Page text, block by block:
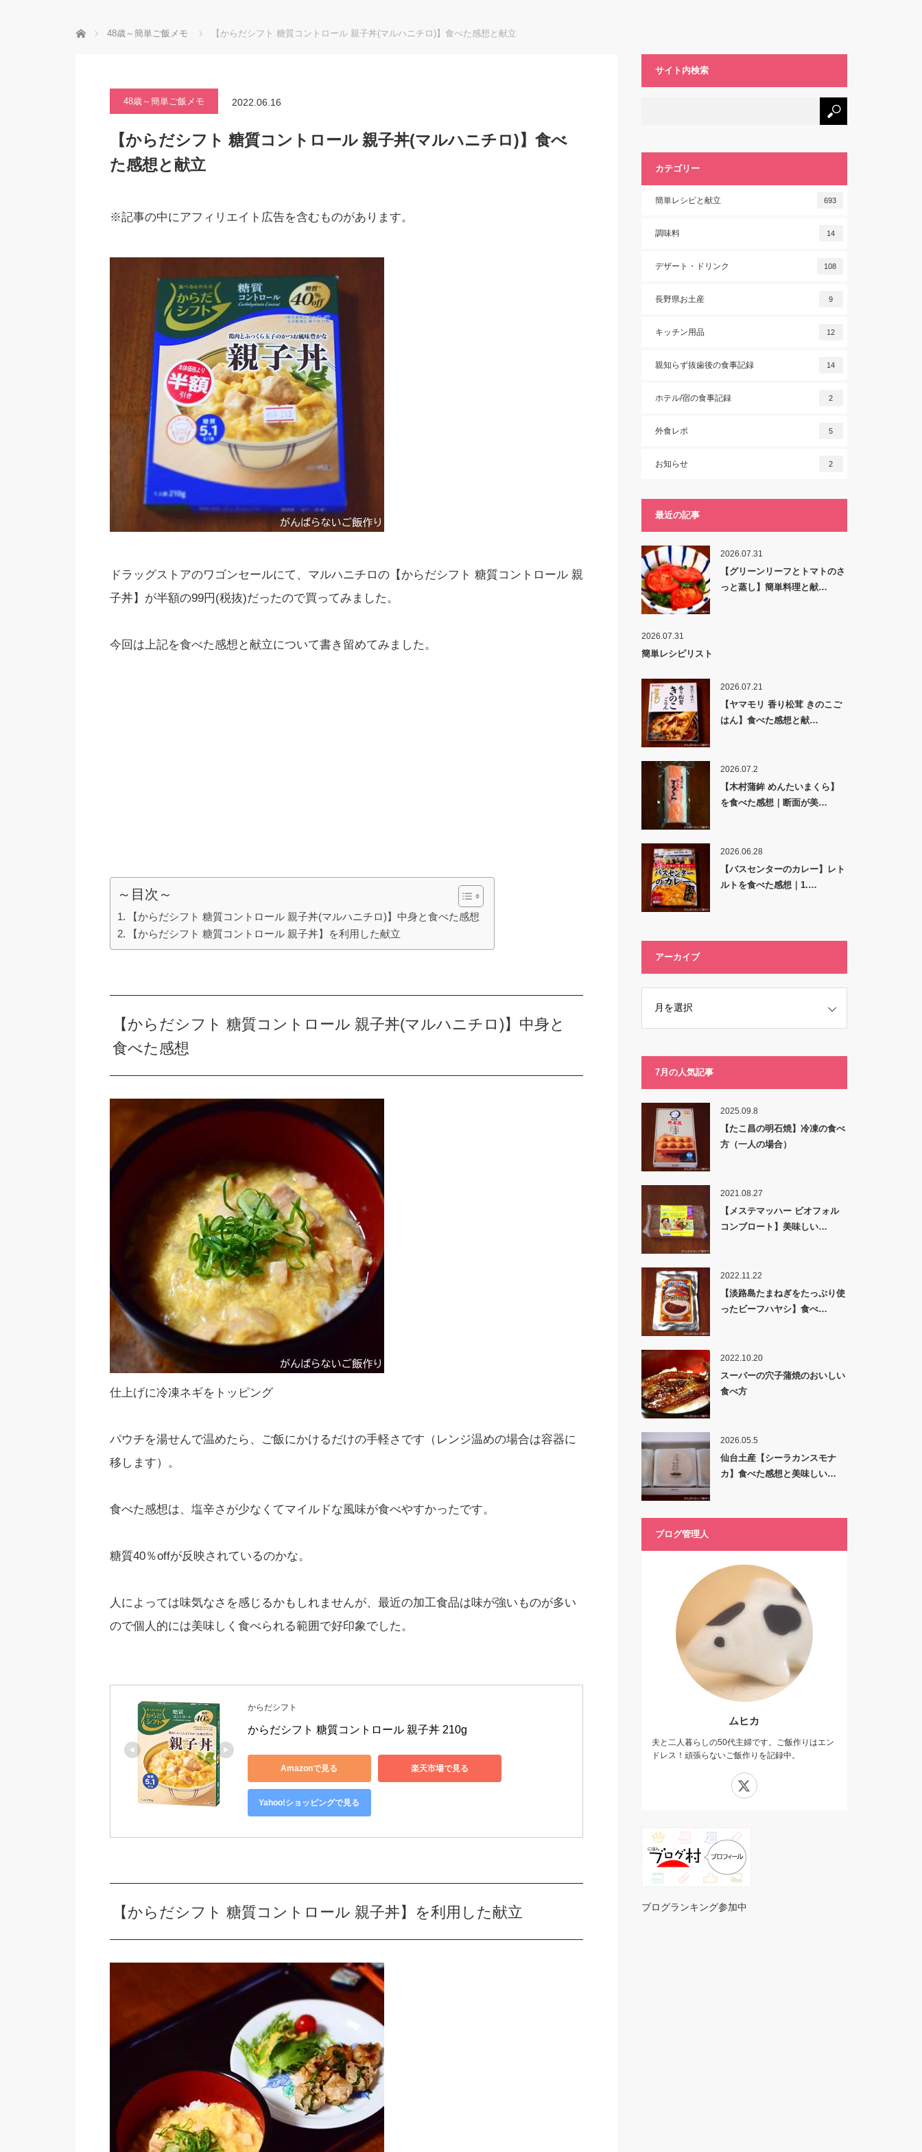
ホーム 48歳～簡単ご飯メモ 【からだシフト 糖質コントロール 親子丼(マルハニチロ)】食べた感想と献立
48歳～簡単ご飯メモ 2022.06.16
【からだシフト 糖質コントロール 親子丼(マルハニチロ)】食べ
た感想と献立
※記事の中にアフィリエイト広告を含むものがあります。
ドラッグストアのワゴンセールにて、マルハニチロの【からだシフト 糖質コントロール 親
子丼】が半額の99円(税抜)だったので買ってみました。
今回は上記を食べた感想と献立について書き留めてみました。
～目次～
【からだシフト 糖質コントロール 親子丼(マルハニチロ)】中身と食べた感想
【からだシフト 糖質コントロール 親子丼】を利用した献立
【からだシフト 糖質コントロール 親子丼(マルハニチロ)】中身と
食べた感想
仕上げに冷凍ネギをトッピング
パウチを湯せんで温めたら、ご飯にかけるだけの手軽さです（レンジ温めの場合は容器に
移します）。
食べた感想は、塩辛さが少なくてマイルドな風味が食べやすかったです。
糖質40％offが反映されているのかな。
人によっては味気なさを感じるかもしれませんが、最近の加工食品は味が強いものが多い
ので個人的には美味しく食べられる範囲で好印象でした。
からだシフト
からだシフト 糖質コントロール 親子丼 210g
Amazonで見る 楽天市場で見る
Yahoo!ショッピングで見る
【からだシフト 糖質コントロール 親子丼】を利用した献立
サイト内検索
カテゴリー
簡単レシピと献立 693
調味料 14
デザート・ドリンク 108
長野県お土産 9
キッチン用品 12
親知らず抜歯後の食事記録 14
ホテル/宿の食事記録 2
外食レポ 5
お知らせ 2
最近の記事
2026.07.31
【グリーンリーフとトマトのさ
っと蒸し】簡単料理と献…
2026.07.31
簡単レシピリスト
2026.07.21
【ヤマモリ 香り松茸 きのこご
はん】食べた感想と献…
2026.07.2
【木村蒲鉾 めんたいまくら】
を食べた感想｜断面が美…
2026.06.28
【バスセンターのカレー】レト
ルトを食べた感想｜1.…
アーカイブ
7月の人気記事
2025.09.8
【たこ昌の明石焼】冷凍の食べ
方（一人の場合）
2021.08.27
【メステマッハー ビオフォル
コンブロート】美味しい…
2022.11.22
【淡路島たまねぎをたっぷり使
ったビーフハヤシ】食べ…
2022.10.20
スーパーの穴子蒲焼のおいしい
食べ方
2026.05.5
仙台土産【シーラカンスモナ
カ】食べた感想と美味しい…
ブログ管理人
ムヒカ
夫と二人暮らしの50代主婦です。ご飯作りはエン
ドレス！頑張らないご飯作りを記録中。
ブログランキング参加中